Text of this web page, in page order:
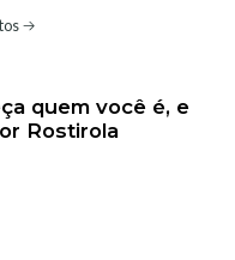
quem você é, e
Rostirola